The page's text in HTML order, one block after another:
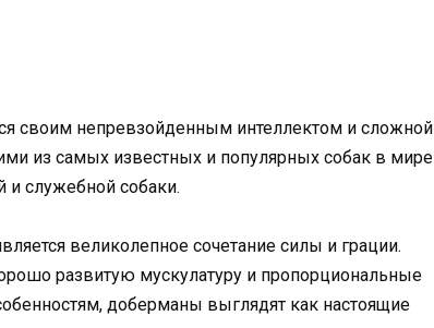
своим непревзойденным интеллектом и сложной
из самых известных и популярных собак в мире
и служебной собаки.
великолепное сочетание силы и грации.
развитую мускулатуру и пропорциональные
доберманы выглядят как настоящие